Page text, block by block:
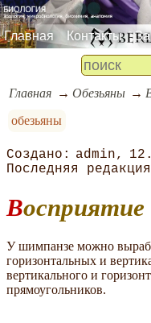
Главная Контакты
Главная Обезьяны
обезьяны
admin
У шимпанзе можно
горизонтальных и
вертикального и
прямоугольников.